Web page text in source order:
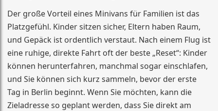
Der große Vorteil eines Minivans für Familien ist das
Platzgefühl. Kinder sitzen sicher, Eltern haben Raum,
und Gepäck ist ordentlich verstaut. Nach einem Flug ist
eine ruhige, direkte Fahrt oft der beste „Reset“: Kinder
können herunterfahren, manchmal sogar einschlafen,
und Sie können sich kurz sammeln, bevor der erste
Tag in Berlin beginnt. Wenn Sie möchten, kann die
Zieladresse so geplant werden, dass Sie direkt am